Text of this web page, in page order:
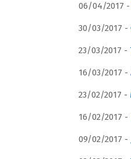
06/04/2017 -
30/03/2017 -
23/03/2017 -
16/03/2017 -
23/02/2017 -
16/02/2017 -
09/02/2017 -